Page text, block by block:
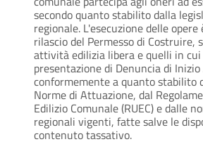
secondo quanto stabilito dalla
regionale. L'esecuzione delle
rilascio del Permesso di Costruire,
attività edilizia libera e quelli in
presentazione di Denuncia di
conformemente a quanto stabilito
Norme di Attuazione, dal
Edilizio Comunale (RUEC) e dalle
regionali vigenti, fatte salve le
contenuto tassativo.